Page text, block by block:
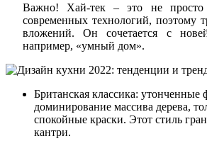
Важно! Хай-тек – это не просто
современных технологий, поэтому
вложений. Он сочетается с
например, «умный дом».
Британская классика:
доминирование массива дерева,
спокойные краски. Этот стиль
кантри.